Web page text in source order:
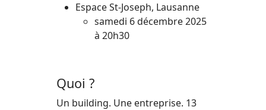
Espace St-Joseph, Lausanne
samedi 6 décembre 2025
à 20h30
Quoi ?
Un building. Une entreprise. 13